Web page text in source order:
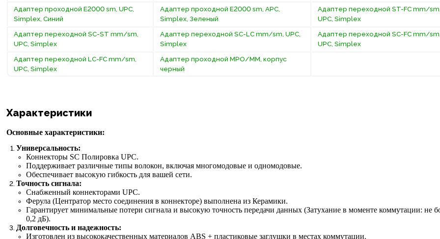
Адаптер проходной E2000 sm, UPC,
Simplex, Синий
Адаптер проходной E2000 sm, APC,
Simplex, Зеленый
Адаптер переходной ST-FC mm/sm,
UPC, Simplex
Адаптер переходной SC-ST mm/sm,
UPC, Simplex
Адаптер переходной SC-LC mm/sm, UPC,
Simplex
Адаптер переходной SC-FC mm/sm,
UPC, Simplex
Адаптер переходной LC-FC mm/sm,
UPC, Simplex
Адаптер проходной MPO/MM, корпус
черный
Характеристики
Основные характеристики:
Универсальность:
Коннекторы SC Полировка UPC.
Поддерживает различные типы волокон, включая многомодовые и одномодовые.
Обеспечивает высокую гибкость для вашей сети.
Точность сигнала:
Снабженный коннекторами UPC.
Ферула (Центратор место соединения в коннекторе) выполнена из Керамики.
Гарантирует минимальные потери сигнала и высокую точность передачи данных (Затухание в моменте коммутации: не
0,2 дБ).
Долговечность и надежность:
Изготовлен из высококачественных материалов ABS + пластиковые заглушки в местах коммутации.